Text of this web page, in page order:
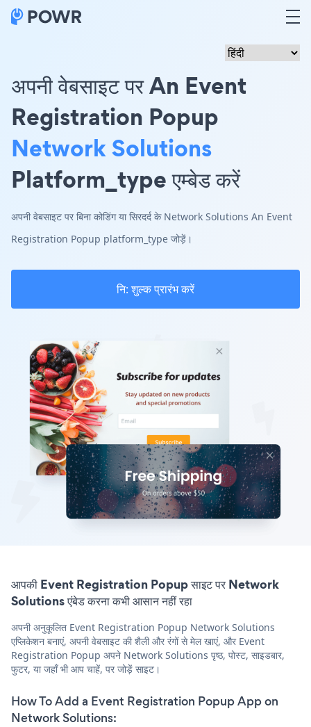
अपनी वेबसाइट पर An Event
Registration Popup
Network Solutions
Platform_type एम्बेड करें
अपनी वेबसाइट पर बिना कोडिंग या सिरदर्द के Network Solutions An Event
Registration Popup platform_type जोड़ें।
नि: शुल्क प्रारंभ करें
आपकी Event Registration Popup साइट पर Network
Solutions एंबेड करना कभी आसान नहीं रहा
अपनी अनुकूलित Event Registration Popup Network Solutions
एप्लिकेशन बनाएं, अपनी वेबसाइट की शैली और रंगों से मेल खाएं, और Event
Registration Popup अपने Network Solutions पृष्ठ, पोस्ट, साइडबार,
फुटर, या जहाँ भी आप चाहें, पर जोड़ें साइट।
How To Add a Event Registration Popup App on
Network Solutions: